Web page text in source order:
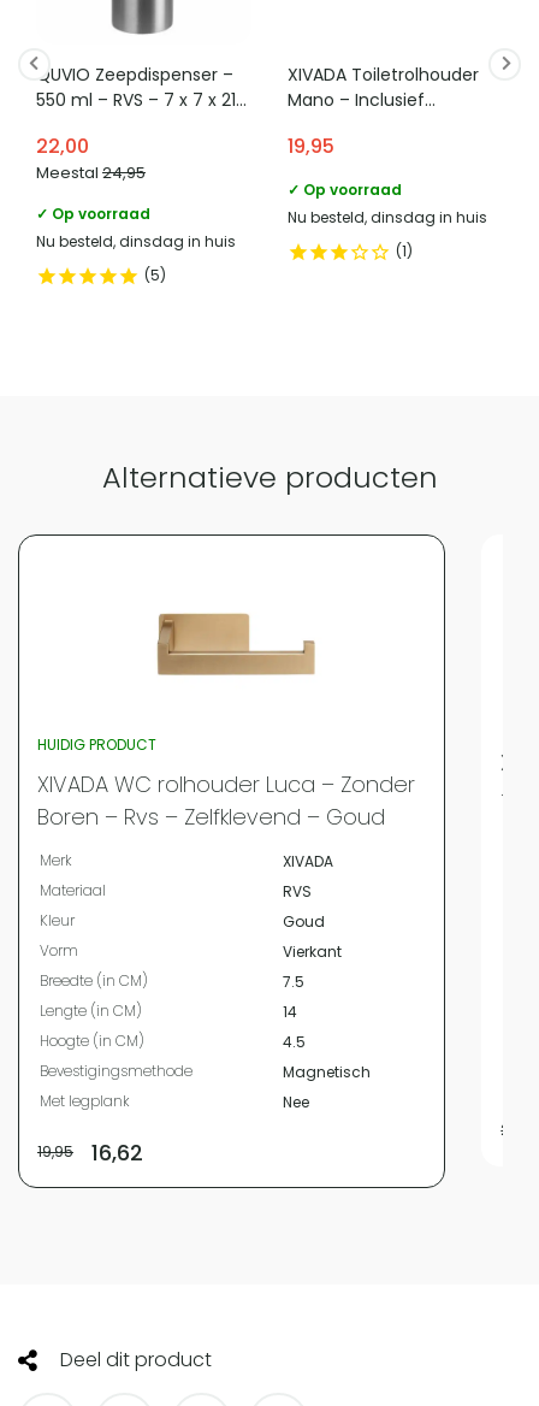
Hoogte (in CM)
Stijl Hotel chique, Retro
Categorie Toiletrolhouders
Bevestigingsmethode Magnetisch
Nee
Vergelijk met alternatieven
QUVIO Zeepdispenser –
550 ml – RVS – 7 x 7 x 21
22,00
Meestal 24,95
✓ Op voorraad
Nu besteld, dinsdag in huis
5
XIVADA Toiletrolhouder
Mano – Inclusief
19,95
✓ Op voorraad
Nu besteld, dinsdag in huis
1
Alternatieve producten
HUIDIG PRODUCT
XIVADA WC rolhouder Luca – Zonder
Boren – Rvs – Zelfklevend – Goud
Merk
XIVADA
Materiaal
RVS
Kleur
Goud
Vorm
Vierkant
Breedte (in CM)
7.5
Lengte (in CM)
14
Hoogte (in CM)
4.5
Bevestigingsmethode
Magnetisch
Met legplank
Nee
19,95 16,62
–
Deel dit product